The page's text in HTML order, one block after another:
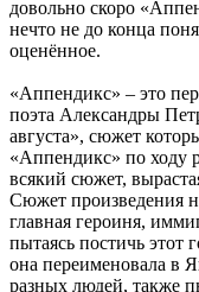
довольно скоро
нечто не до конца
оценённое.
«Аппендикс» – это
поэта Александры
августа», сюжет
«Аппендикс» по ходу
всякий сюжет,
Сюжет произведения
главная героиня,
пытаясь постичь этот
она переименовала в
разных людей, также